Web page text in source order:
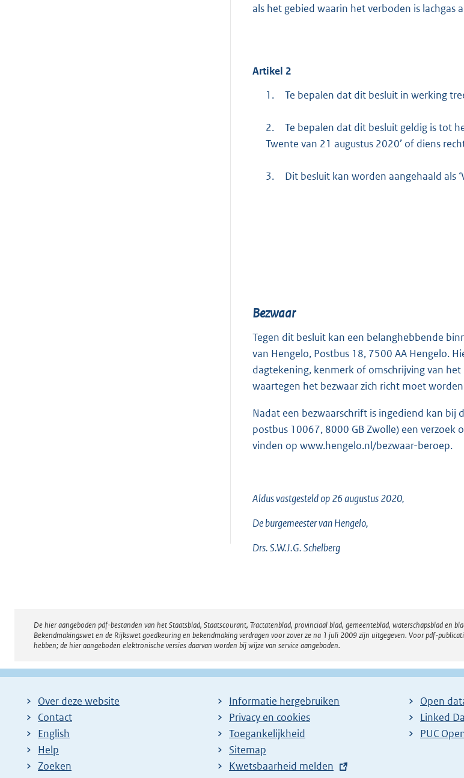
als het gebied waarin het verboden is lachgas
Artikel 2
1.
Te bepalen dat dit besluit in werking
2.
Te bepalen dat dit besluit geldig is tot
Twente van 21 augustus 2020’ of diens
3. Dit besluit kan worden aangehaald als
Bezwaar
Tegen dit besluit kan een belanghebbende
van Hengelo, Postbus 18, 7500 AA Hengelo.
dagtekening, kenmerk of omschrijving van
waartegen het bezwaar zich richt moet
Nadat een bezwaarschrift is ingediend kan bij
postbus 10067, 8000 GB Zwolle) een
vinden op www.hengelo.nl/bezwaar-beroep.
Aldus vastgesteld op 26 augustus 2020,
De burgemeester van Hengelo,
Drs. S.W.J.G. Schelberg
Disclaimer
De hier aangeboden pdf-bestanden van het Staatsblad, Staatscourant, Tractatenblad, provinciaal blad, gemeenteblad, waterschapsblad en
Bekendmakingswet en de Rijkswet goedkeuring en bekendmaking verdragen voor zover ze na 1 juli 2009 zijn uitgegeven. Voor pdf-
hebben; de hier aangeboden elektronische versies daarvan worden bij wijze van service aangeboden.
Over deze website
Contact
English
Help
Zoeken
Informatie hergebruiken
Privacy en cookies
Toegankelijkheid
Sitemap
E
Kwetsbaarheid melden
Open
Linked
PUC